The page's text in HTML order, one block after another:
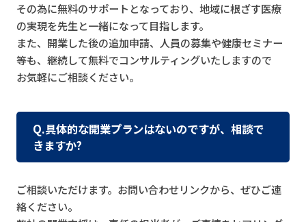
その為に無料のサポートとなっており、地域に根ざす医療
の実現を先生と一緒になって目指します。
また、開業した後の追加申請、人員の募集や健康セミナー
等も、継続して無料でコンサルティングいたしますので
お気軽にご相談ください。
Q.具体的な開業プランはないのですが、相談で
きますか?
ご相談いただけます。お問い合わせリンクから、ぜひご連
絡ください。